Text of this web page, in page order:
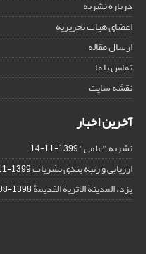
درباره نشریه
اعضای هیات تحریریه
ارسال مقاله
تماس با ما
نقشه سایت
آخرین اخبار
نشریه "علمی"1399-11-14
ارزیابی و رتبه بندی نشریات1399-11-14
یزد، المدینة الاثریة القدیمۀ1398-08-28